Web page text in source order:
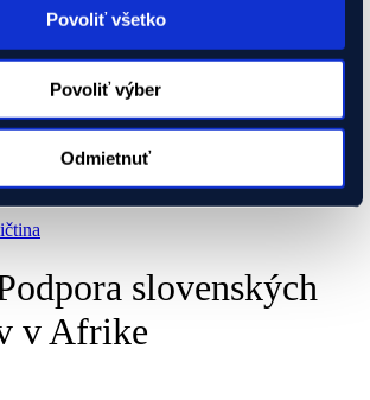
Povoliť všetko
Povoliť výber
Odmietnuť
slovenských
v Afrike